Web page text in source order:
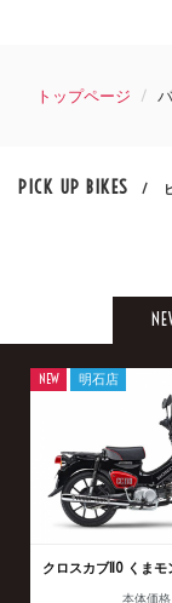
トップページ
PICK UP BIKES / ピ
クロスカブ110 くま
本体価格
NEW 明石店